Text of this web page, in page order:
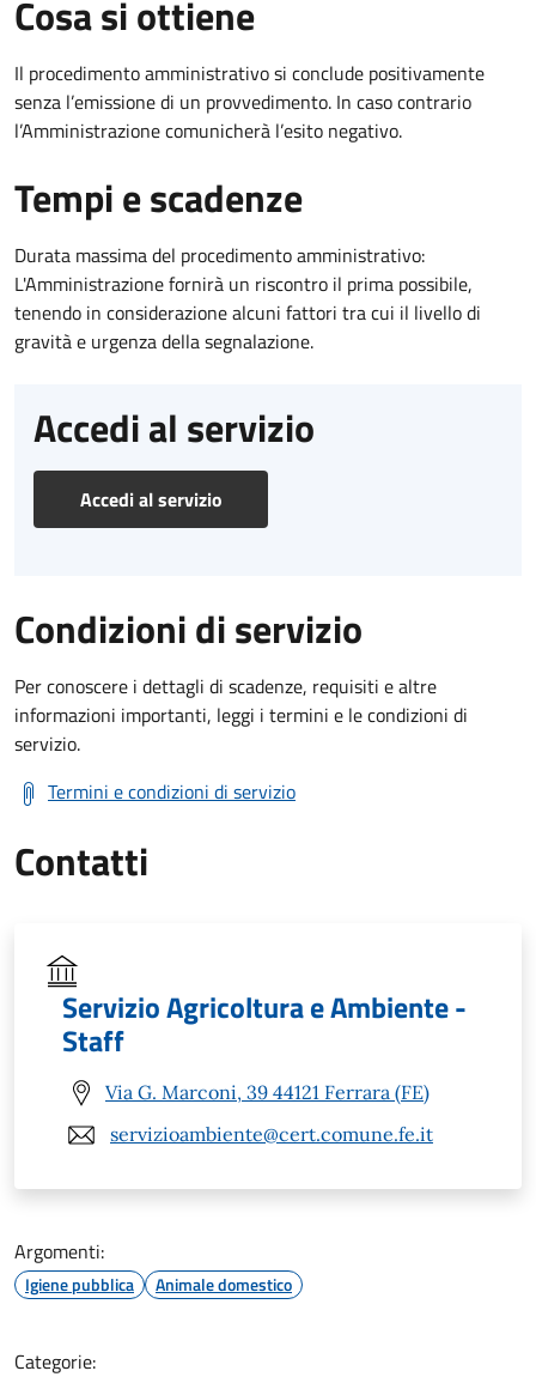
Cosa si ottiene
Il procedimento amministrativo si conclude positivamente
senza l’emissione di un provvedimento. In caso contrario
l’Amministrazione comunicherà l’esito negativo.
Tempi e scadenze
Durata massima del procedimento amministrativo:
L'Amministrazione fornirà un riscontro il prima possibile,
tenendo in considerazione alcuni fattori tra cui il livello di
gravità e urgenza della segnalazione.
Accedi al servizio
Accedi al servizio
Condizioni di servizio
Per conoscere i dettagli di scadenze, requisiti e altre
informazioni importanti, leggi i termini e le condizioni di
servizio.
Termini e condizioni di servizio
Contatti
Servizio Agricoltura e Ambiente -
Staff
Via G. Marconi, 39 44121 Ferrara (FE)
servizioambiente@cert.comune.fe.it
Argomenti:
Igiene pubblica Animale domestico
Categorie: